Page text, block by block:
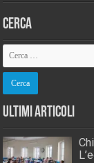
Cerca
Ultimi Articoli